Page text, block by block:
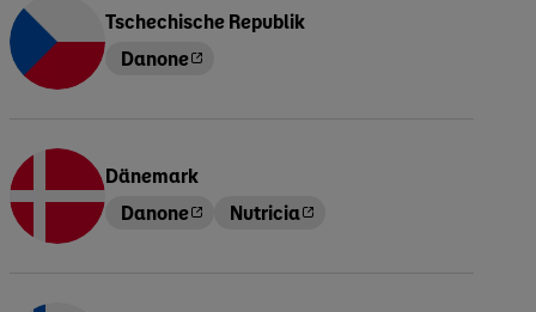
Tschechische Republik
Danone
Dänemark
Danone
Nutricia